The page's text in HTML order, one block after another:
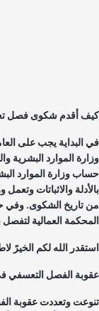
أقدم شكوى فصل
البداية يجب على
الموارد البشرية
وزارة الموارد
تاريخ الشكوى. وفي
العمالية لتفصل
الله لكم الخيرً
الفصل التعسفي في السعودية و7 من
وتعددت عقوبة